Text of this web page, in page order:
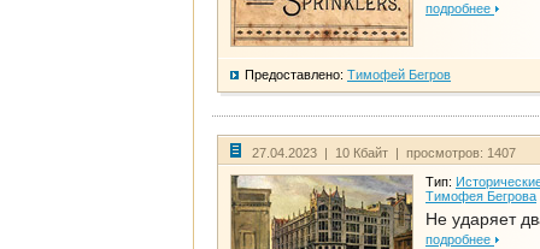
подробнее
Предоставлено: Тимофей Бегров
27.04.2023 | 10 Кбайт | просмотров: 1407
Тип:
Тимофея Бегрова
Не ударяет
подробнее